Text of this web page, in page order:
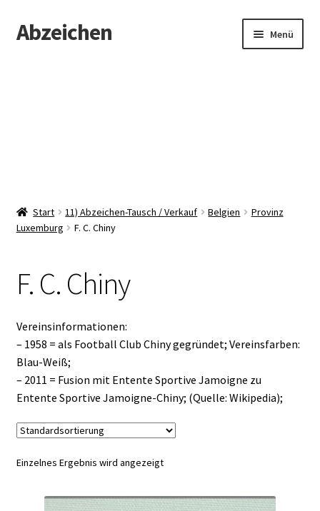
Zur
Navigation
Zum
Inhalt
Abzeichen Menü
Start 11) Abzeichen-Tausch / Verkauf Belgien
Provinz
Luxemburg
F. C. Chiny
F. C. Chiny
Vereinsinformationen:
– 1958 = als Football Club Chiny gegründet; Vereinsfarben:
Blau-Weiß;
– 2011 = Fusion mit Entente Sportive Jamoigne zu
Entente Sportive Jamoigne-Chiny; (Quelle: Wikipedia);
Einzelnes Ergebnis wird angezeigt